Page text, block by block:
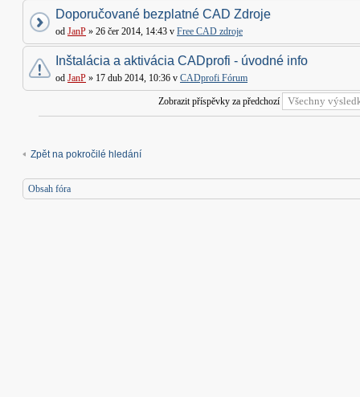
Doporučované bezplatné CAD Zdroje
od JanP » 26 čer 2014, 14:43 v Free CAD zdroje
Inštalácia a aktivácia CADprofi - úvodné info
od JanP » 17 dub 2014, 10:36 v CADprofi Fórum
Zobrazit příspěvky za předchozí
Zpět na pokročilé hledání
Obsah fóra